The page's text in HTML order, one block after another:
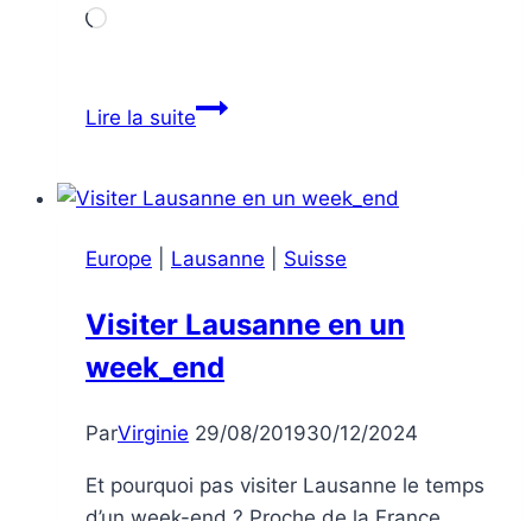
Chargement…
Lire la suiteSoins
Budapest
Hongrie
Europe Lausanne Suisse
Visiter Lausanne en un
week_end
ParVirginie 29/08/201930/12/2024
Et pourquoi pas visiter Lausanne le temps